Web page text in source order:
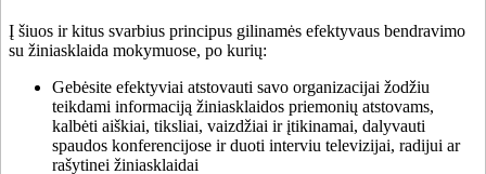
Į šiuos ir kitus svarbius principus gilinamės efektyvaus bendravimo
su žiniasklaida mokymuose, po kurių:
Gebėsite efektyviai atstovauti savo organizacijai žodžiu
teikdami informaciją žiniasklaidos priemonių atstovams,
kalbėti aiškiai, tiksliai, vaizdžiai ir įtikinamai, dalyvauti
spaudos konferencijose ir duoti interviu televizijai, radijui ar
rašytinei žiniasklaidai